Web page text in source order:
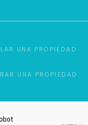
UNA PROPIEDAD
UNA PROPIEDAD
Con estos datos